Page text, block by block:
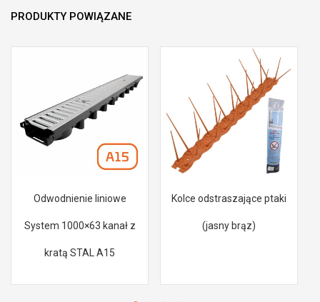
PRODUKTY POWIĄZANE
Odwodnienie liniowe
System 1000×63 kanał z
kratą STAL A15
Kolce odstraszające ptaki
(jasny brąz)